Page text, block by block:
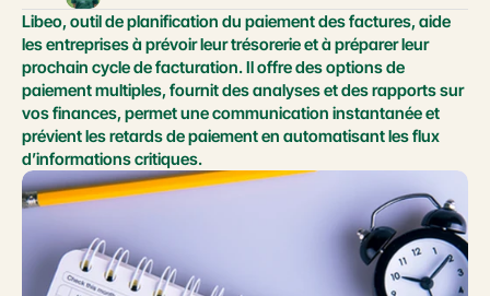
Libeo, outil de planification du paiement des factures, aide
les entreprises à prévoir leur trésorerie et à préparer leur
prochain cycle de facturation. Il offre des options de
paiement multiples, fournit des analyses et des rapports sur
vos finances, permet une communication instantanée et
prévient les retards de paiement en automatisant les flux
d’informations critiques.